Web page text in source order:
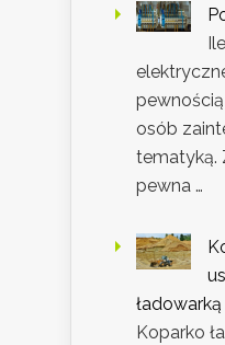
osób
tematyką.
pewna …
Koparko